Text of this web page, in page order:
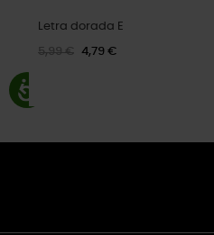
Letra dorada E
5,99 € 4,79 €